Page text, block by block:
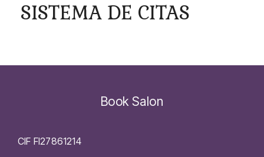
SISTEMA DE CITAS
Book Salon
CIF FI27861214